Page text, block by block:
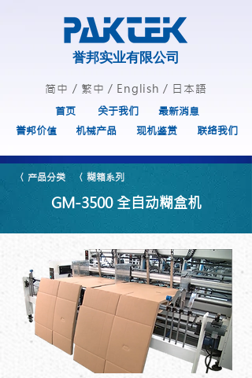
誉邦实业有限公司
简中 / 繁中 / English / 日本語
首页 关于我们
最新消息
誉邦价值
机械产品 现机鉴赏 联络我们
〈 产品分类 〈 糊箱系列
GM-3500 全自动糊盒机